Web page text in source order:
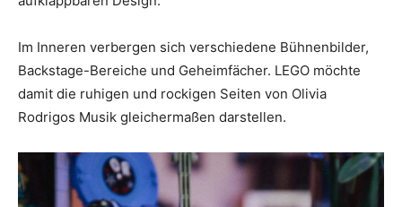
Im Inneren verbergen sich verschiedene Bühnenbilder,
Backstage-Bereiche und Geheimfächer. LEGO möchte
damit die ruhigen und rockigen Seiten von Olivia
Rodrigos Musik gleichermaßen darstellen.